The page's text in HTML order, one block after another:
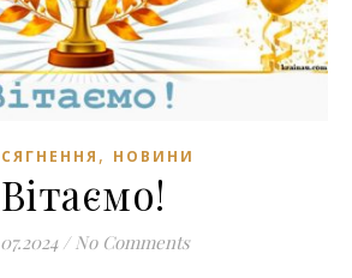
, НОВИНИ
Вітаємо!
/ No Comments